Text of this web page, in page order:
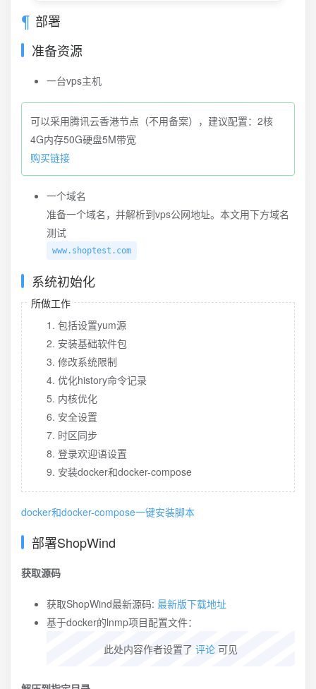
部署
准备资源
一台vps主机
可以采用腾讯云香港节点（不用备案），建议配置：2核
4G内存50G硬盘5M带宽
购买链接
一个域名
准备一个域名，并解析到vps公网地址。本文用下方域名
测试
www.shoptest.com
系统初始化
所做工作
包括设置yum源
安装基础软件包
修改系统限制
优化history命令记录
内核优化
安全设置
时区同步
登录欢迎语设置
安装docker和docker-compose
docker和docker-compose一键安装脚本
部署ShopWind
获取源码
获取ShopWind最新源码: 最新版下载地址
基于docker的lnmp项目配置文件：
此处内容作者设置了 评论 可见